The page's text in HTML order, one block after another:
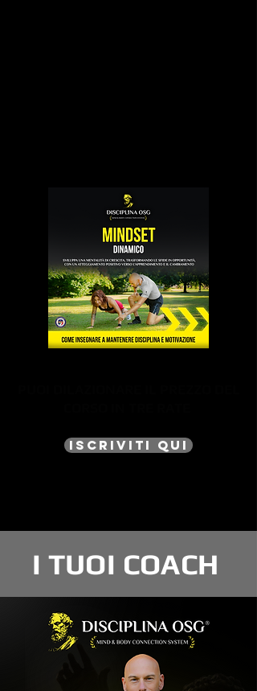
ISCRIVITI QUI
I TUOI COACH